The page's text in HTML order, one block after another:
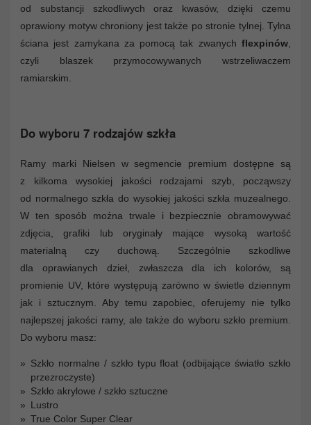
od substancji szkodliwych oraz kwasów, dzięki czemu
oprawiony motyw chroniony jest także po stronie tylnej. Tylna
ściana jest zamykana za pomocą tak zwanych flexpinów,
czyli blaszek przymocowywanych wstrzeliwaczem
ramiarskim.
Do wyboru 7 rodzajów szkła
Ramy marki Nielsen w segmencie premium dostępne są
z kilkoma wysokiej jakości rodzajami szyb, począwszy
od normalnego szkła do wysokiej jakości szkła muzealnego.
W ten sposób można trwale i bezpiecznie obramowywać
zdjęcia, grafiki lub oryginały mające wysoką wartość
materialną czy duchową. Szczególnie szkodliwe
dla oprawianych dzieł, zwłaszcza dla ich kolorów, są
promienie UV, które występują zarówno w świetle dziennym
jak i sztucznym. Aby temu zapobiec, oferujemy nie tylko
najlepszej jakości ramy, ale także do wyboru szkło premium.
Do wyboru masz:
Szkło normalne / szkło typu float (odbijające światło szkło
przezroczyste)
Szkło akrylowe / szkło sztuczne
Lustro
True Color Super Clear